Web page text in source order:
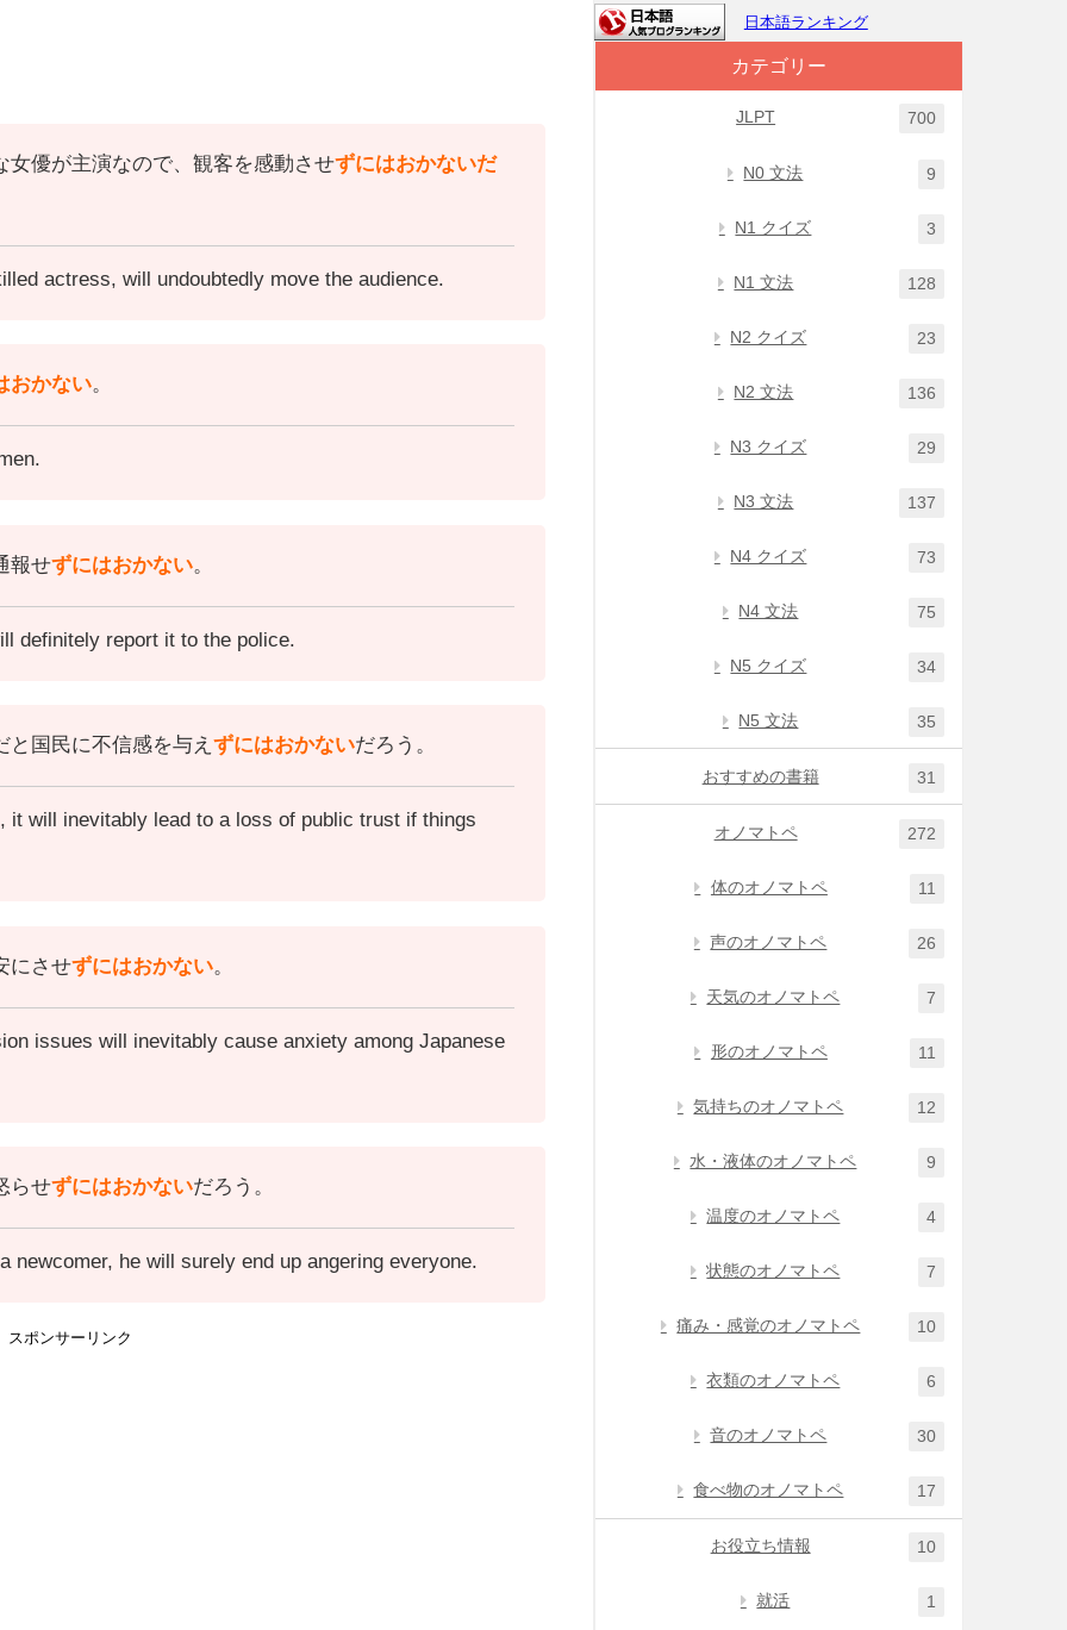
優が主演なので、観客を感動させずにはおかないだ
actress, will undoubtedly move the audience.
おかない。
報せずにはおかない。
definitely report it to the police.
国民に不信感を与え ずにはおかないだろう。
it will inevitably lead to a loss of public trust if things
にさせずにはおかない。
issues will inevitably cause anxiety among Japanese
らせずにはおかないだろう。
newcomer, he will surely end up angering everyone.
スポンサーリンク
日本語ランキング
カテゴリー
JLPT 700
N0 文法 9
N1 クイズ 3
N1 文法 128
N2 クイズ 23
N2 文法 136
N3 クイズ 29
N3 文法 137
N4 クイズ 73
N4 文法 75
N5 クイズ 34
N5 文法 35
おすすめの書籍 31
オノマトペ 272
体のオノマトペ 11
声のオノマトペ 26
天気のオノマトペ 7
形のオノマトペ 11
気持ちのオノマトペ 12
水・液体のオノマトペ 9
温度のオノマトペ 4
状態のオノマトペ 7
痛み・感覚のオノマトペ 10
衣類のオノマトペ 6
音のオノマトペ 30
食べ物のオノマトペ 17
お役立ち情報 10
就活 1